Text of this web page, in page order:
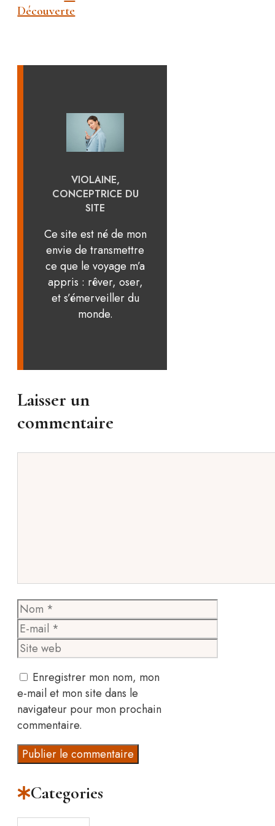
Découverte
VIOLAINE,
CONCEPTRICE DU
SITE
Ce site est né de mon
envie de transmettre
ce que le voyage m’a
appris : rêver, oser,
et s’émerveiller du
monde.
Laisser un
commentaire
Nom
E-
mail
Site
web
Enregistrer mon nom, mon
e-mail et mon site dans le
navigateur pour mon prochain
commentaire.
Categories